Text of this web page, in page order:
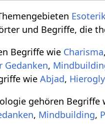
Esoterik
und Begriffe, die
Begriffe wie Charisma,
Gedanken,
wieAbjad,
gehören Begriffe
, Mindbuilding,